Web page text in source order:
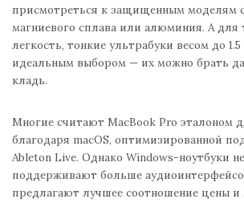
присмотреться к защищенным моделям
магниевого сплава или алюминия. А для
легкость, тонкие ультрабуки весом до 1.5
идеальным выбором — их можно брать
кладь.
Многие считают MacBook Pro эталоном
благодаря macOS, оптимизированной
Ableton Live. Однако Windows-ноутбуки
поддерживают больше
предлагают лучшее соотношение цены